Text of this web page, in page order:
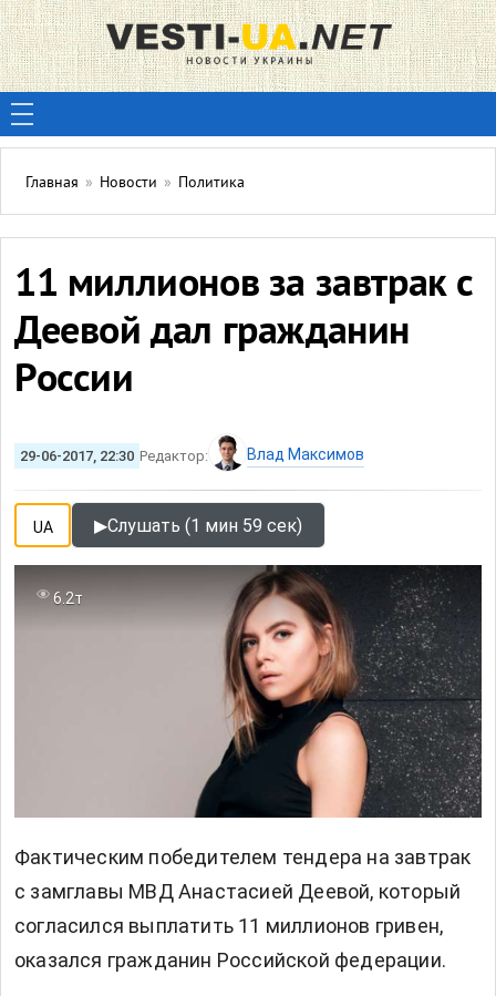
Главная » Новости » Политика
11 миллионов за завтрак с
Деевой дал гражданин
России
29-06-2017, 22:30 Редактор: Влад Максимов
UA ▶Слушать (1 мин 59 сек)
6.2т
Фактическим победителем тендера на завтрак
с замглавы МВД Анастасией Деевой, который
согласился выплатить 11 миллионов гривен,
оказался гражданин Российской федерации.